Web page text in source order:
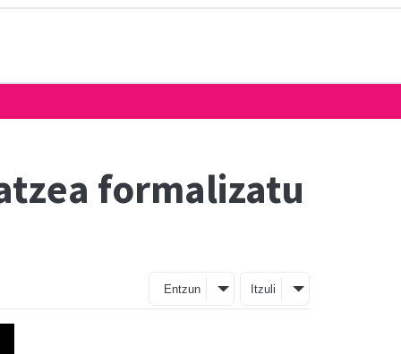
formalizatu
Entzun Itzuli